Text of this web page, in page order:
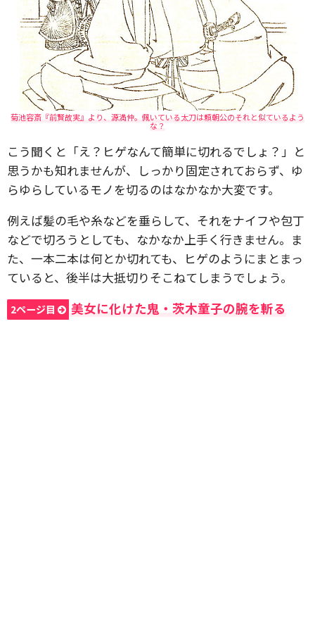
菊池容斎『前賢故実』より、源満仲。佩いている太刀は頼朝公のそれと似ているよう
な？
こう聞くと「え？ヒゲなんて簡単に切れるでしょ？」と
思うかも知れませんが、しっかり固定されておらず、ゆ
らゆらしているモノを切るのはなかなか大変です。
例えば髪の毛や糸などを垂らして、それをナイフや包丁
などで切ろうとしても、なかなか上手く行きません。ま
た、一本二本は何とか切れても、ヒゲのようにまとまっ
ていると、後半は大抵切りそこねてしまうでしょう。
2ページ目 美女に化けた鬼・茨木童子の腕を斬る